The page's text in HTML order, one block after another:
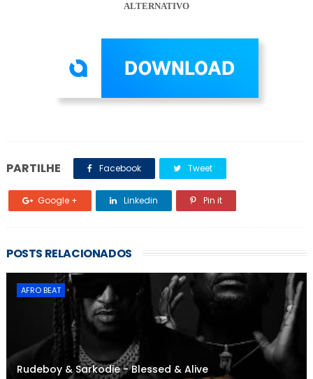
ALTERNATIVO
PARTILHE Facebook Tweet
Google + Linkedin Pin it
POSTS RELACIONADOS
AFRO BEAT
Rudeboy & Sarkodie - Blessed & Alive